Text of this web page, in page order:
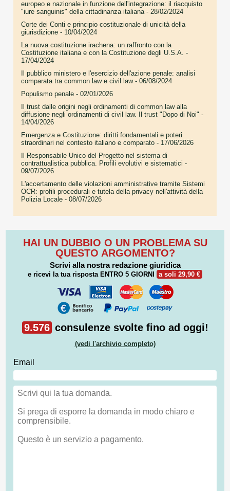
europeo e nazionale in funzione dell'integrazione: il riacquisto
"iure sanguinis" della cittadinanza italiana- 28/02/2024
Corte dei Conti e principio costituzionale di unicità della
giurisdizione - 10/04/2024
La nuova costituzione irachena: un raffronto con la
Costituzione italiana e con la Costituzione degli U.S.A. -
17/04/2024
Il pubblico ministero e l'esercizio dell'azione penale: analisi
comparata tra common law e civil law- 06/08/2024
Populismo penale - 02/01/2026
Il trust dalle origini negli ordinamenti di common law alla
diffusione negli ordinamenti di civil law. Il trust "Dopo di Noi" -
14/04/2026
Emergenza e Costituzione: diritti fondamentali e poteri
straordinari nel contesto italiano e comparato - 17/06/2026
Il Responsabile Unico del Progetto nel sistema di
contrattualistica pubblica. Profili evolutivi e sistematici -
09/07/2026
L'accertamento delle violazioni amministrative tramite Sistemi
OCR: profili procedurali e tutela della privacy nell'attività della
Polizia Locale - 08/07/2026
HAI UN DUBBIO O UN PROBLEMA SU
QUESTO ARGOMENTO?
Scrivi alla nostra redazione giuridica
e ricevi la tua risposta ENTRO 5 GIORNI a soli 29,90 €
9.576 consulenze svolte fino ad oggi!
(vedi l'archivio completo)
Email